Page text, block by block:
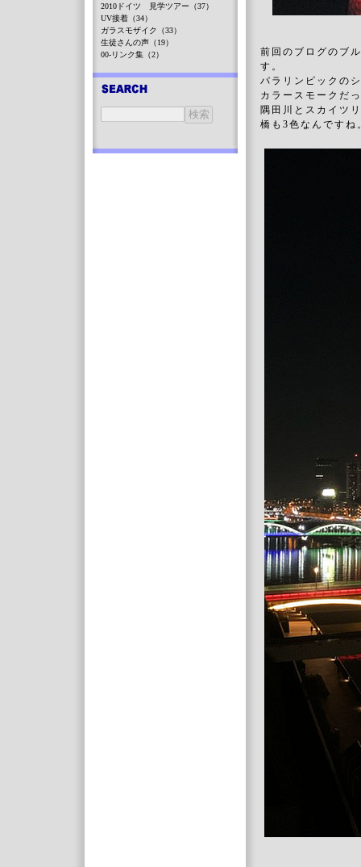
前回のブログのブ
す。
パラリンピックの
カラースモークだ
隅田川とスカイツ
橋も3色なんですね
2010ドイツ 見学ツアー（37）
UV接着（34）
ガラスモザイク（33）
生徒さんの声（19）
00-リンク集（2）